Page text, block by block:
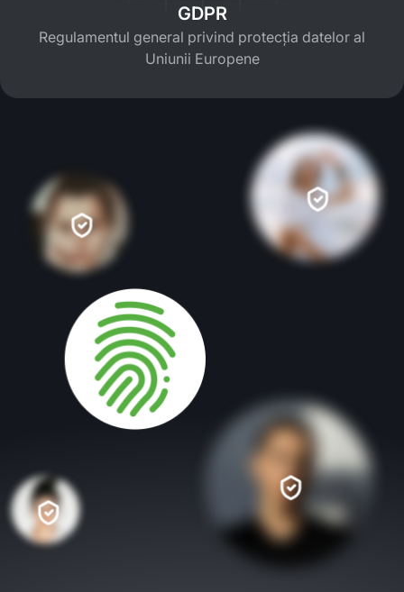
GDPR
Regulamentul general privind protecția datelor al
Uniunii Europene